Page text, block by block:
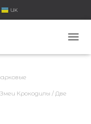
UK
Е
Крокодилы / Две